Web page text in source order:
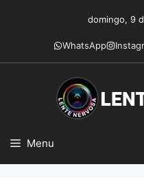
conteúdo
domingo, 9
WhatsApp
Menu